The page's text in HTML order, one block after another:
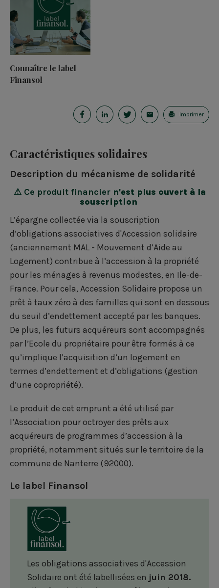
Connaître le label
Finansol
P
r
t
a
g
e
r
s
u
r
F
a
c
e
b
o
k
P
r
t
a
g
e
r
s
u
r
L
i
n
k
e
i
n
P
r
t
a
g
e
r
s
u
r
T
w
i
t
t
r
E
m
a
i
Imprimer
Caractéristiques solidaires
Description du mécanisme de solidarité
⚠ Ce produit financier n'est plus ouvert à la
souscription
L’épargne collectée via la souscription
d’obligations associatives d'Accession solidaire
(anciennement MAL - Mouvement d’Aide au
Logement) contribue à l’accession à la propriété
pour les ménages à revenus modestes, en Ile-de-
France. Pour cela, Accession Solidaire propose un
prêt à taux zéro à des familles qui sont en dessous
du seuil d’endettement accepté par les banques.
De plus, les futurs acquéreurs sont accompagnés
par l’Ecole du propriétaire pour être formés à ce
qu’implique l’acquisition d’un logement en
termes d’endettement et d’obligations (gestion
d’une copropriété).
Le produit de cet emprunt a été utilisé par
l’Association pour octroyer des prêts aux
acquéreurs de programmes d’accession à la
propriété, notamment situés sur le territoire de la
commune de Nanterre (92000).
Le label Finansol
Les obligations associatives d'Accession
Solidaire ont été labellisées en juin 2018.